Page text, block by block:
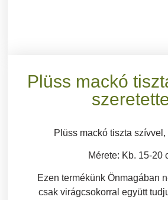
Plüss mackó
Plüss mackó tiszta szívvel,
Mérete: Kb. 15-20
Ezen termékünk Önmagában
csak virágcsokorral együtt